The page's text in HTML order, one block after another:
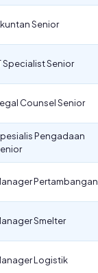
Senior
Specialist Senior
Counsel Senior
Pengadaan
Pertambangan
Smelter
Logistik